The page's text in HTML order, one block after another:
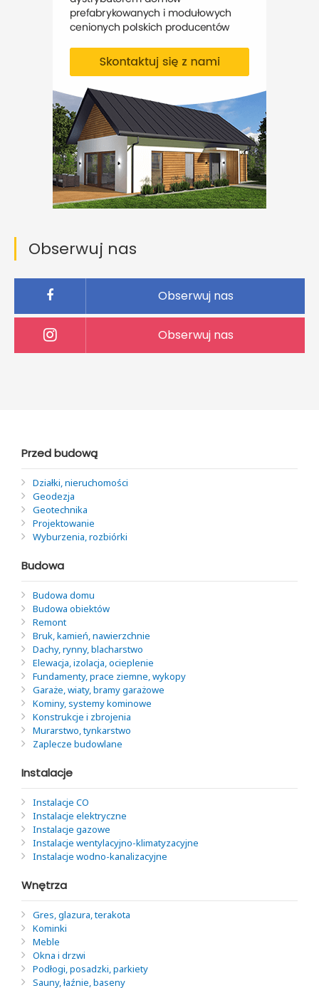
Obserwuj nas
Obserwuj nas
Obserwuj nas
Przed budową
Działki, nieruchomości
Geodezja
Geotechnika
Projektowanie
Wyburzenia, rozbiórki
Budowa
Budowa domu
Budowa obiektów
Remont
Bruk, kamień, nawierzchnie
Dachy, rynny, blacharstwo
Elewacja, izolacja, ocieplenie
Fundamenty, prace ziemne, wykopy
Garaże, wiaty, bramy garażowe
Kominy, systemy kominowe
Konstrukcje i zbrojenia
Murarstwo, tynkarstwo
Zaplecze budowlane
Instalacje
Instalacje CO
Instalacje elektryczne
Instalacje gazowe
Instalacje wentylacyjno-klimatyzacyjne
Instalacje wodno-kanalizacyjne
Wnętrza
Gres, glazura, terakota
Kominki
Meble
Okna i drzwi
Podłogi, posadzki, parkiety
Sauny, łaźnie, baseny